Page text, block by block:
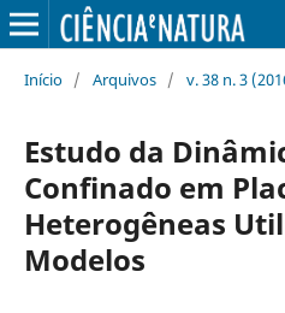
Início / Arquivos / v. 38 n. 3
Estudo da
Confinado em
Heterogêneas
Modelos